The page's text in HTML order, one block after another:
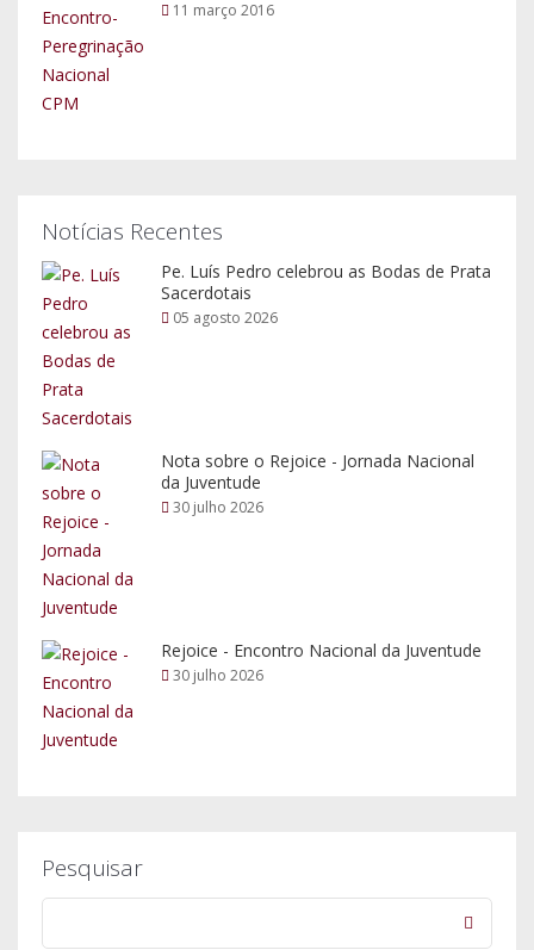
11 março 2016
Notícias Recentes
Pe. Luís Pedro celebrou as Bodas de Prata
Sacerdotais
05 agosto 2026
Nota sobre o Rejoice - Jornada Nacional
da Juventude
30 julho 2026
Rejoice - Encontro Nacional da Juventude
30 julho 2026
Pesquisar